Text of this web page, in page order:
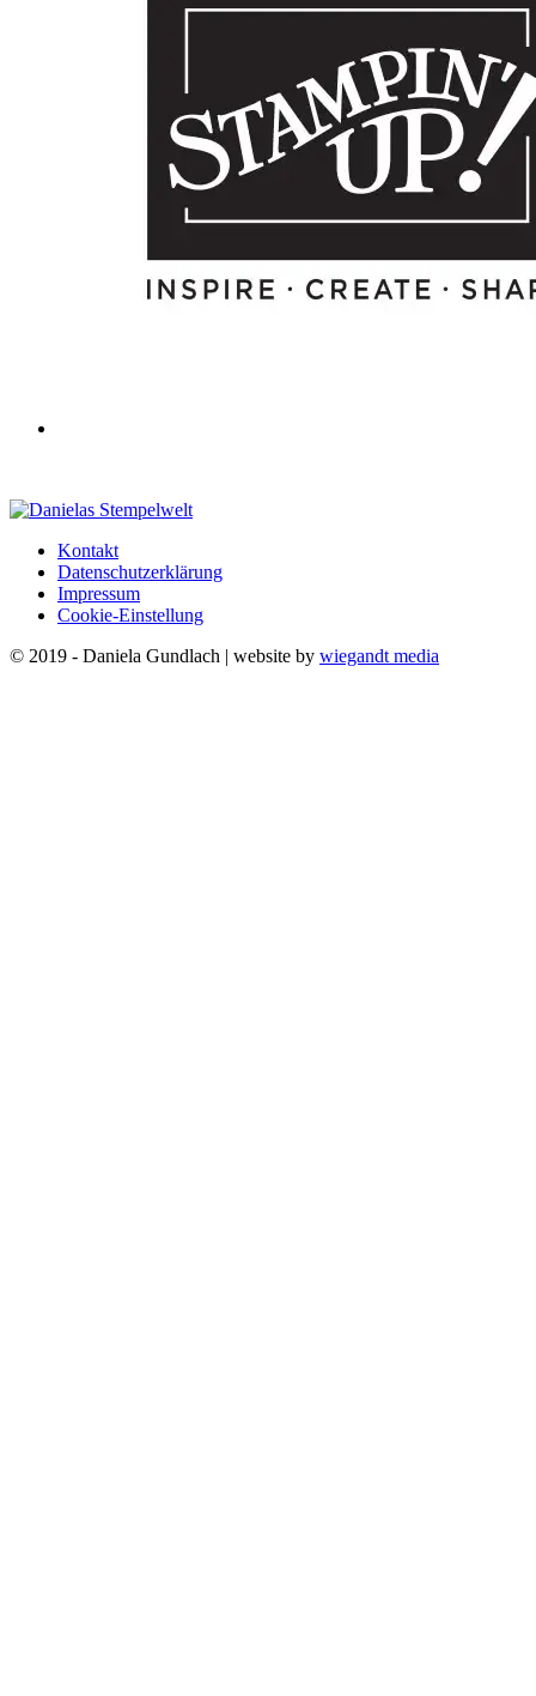
Kontakt
Datenschutzerklärung
Impressum
Cookie-Einstellung
© 2019 - Daniela Gundlach | website by wiegandt media